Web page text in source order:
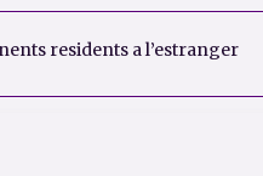
residents a l’estranger